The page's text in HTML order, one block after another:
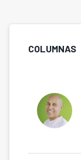
COLUMNAS